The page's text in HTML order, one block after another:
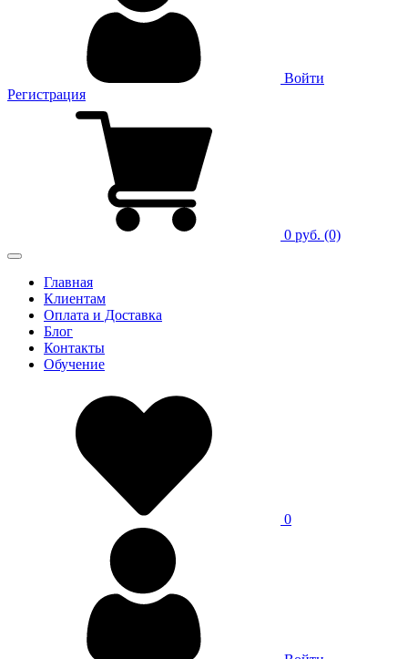
Войти
Регистрация
0 руб. (0)
Главная
Клиентам
Оплата и Доставка
Блог
Контакты
Обучение
0